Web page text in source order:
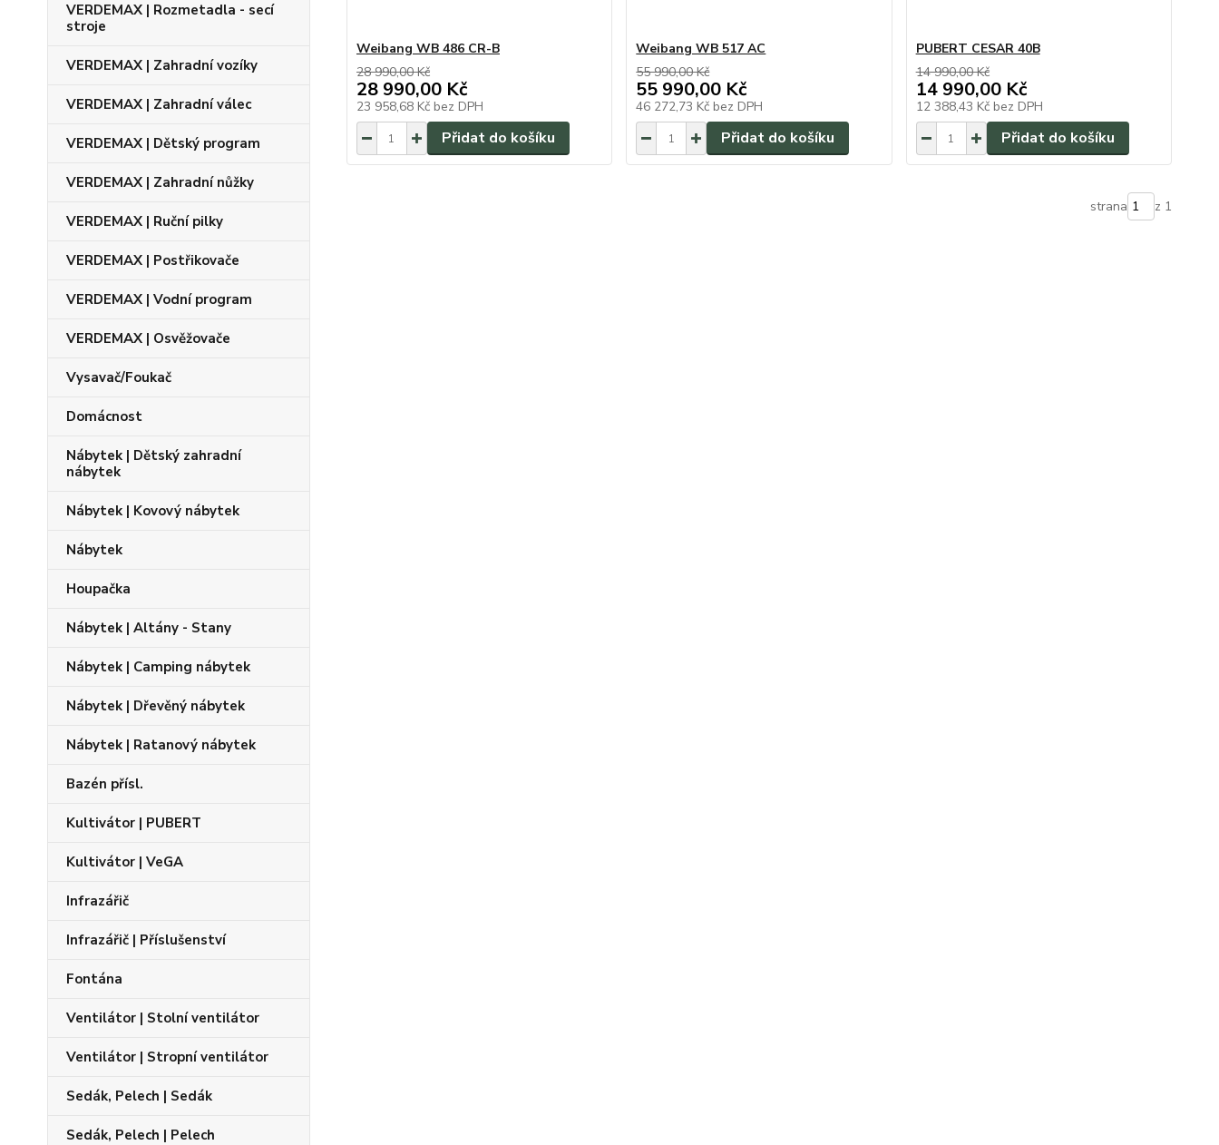
VERDEMAX | Rozmetadla - secí
stroje
VERDEMAX | Zahradní vozíky
VERDEMAX | Zahradní válec
VERDEMAX | Dětský program
VERDEMAX | Zahradní nůžky
VERDEMAX | Ruční pilky
VERDEMAX | Postřikovače
VERDEMAX | Vodní program
VERDEMAX | Osvěžovače
Vysavač/Foukač
Domácnost
Nábytek | Dětský zahradní
nábytek
Nábytek | Kovový nábytek
Nábytek
Houpačka
Nábytek | Altány - Stany
Nábytek | Camping nábytek
Nábytek | Dřevěný nábytek
Nábytek | Ratanový nábytek
Bazén přísl.
Kultivátor | PUBERT
Kultivátor | VeGA
Infrazářič
Infrazářič | Příslušenství
Fontána
Ventilátor | Stolní ventilátor
Ventilátor | Stropní ventilátor
Sedák, Pelech | Sedák
Sedák, Pelech | Pelech
Weibang WB 486 CR-B
28 990,00 Kč
28 990,00 Kč
23 958,68 Kč bez DPH
Přidat do košíku
Weibang WB 517 AC
55 990,00 Kč
55 990,00 Kč
46 272,73 Kč bez DPH
Přidat do košíku
PUBERT CESAR 40B
14 990,00 Kč
14 990,00 Kč
12 388,43 Kč bez DPH
Přidat do košíku
strana z 1